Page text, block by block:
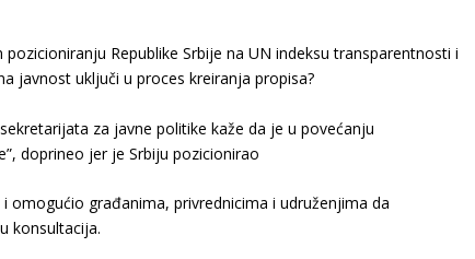
Republike Srbije na UN indeksu transparentnosti i
javnost uključi u proces kreiranja propisa?
za javne politike kaže da je u povećanju
doprineo jer je Srbiju pozicionirao
omogućio građanima, privrednicima i udruženjima da
konsultacija.